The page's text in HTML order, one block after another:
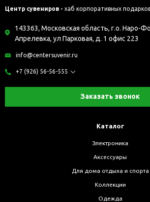
Центр сувениров - хаб корпоративных
143363, Московская область, г.о. Наро-
Апрелевка, ул Парковая, д. 1 офис 223
info@centersuvenir.ru
+7 (926) 56-56-555
Заказать звонок
Каталог
Электроника
Аксессуары
Для дома отдыха и спорта
Коллекции
Одежда